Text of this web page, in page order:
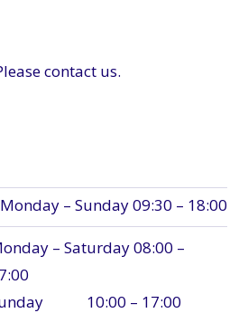
contact us.
Monday – Sunday 09:30 – 18:00
– Saturday 08:00 –
10:00 – 17:00